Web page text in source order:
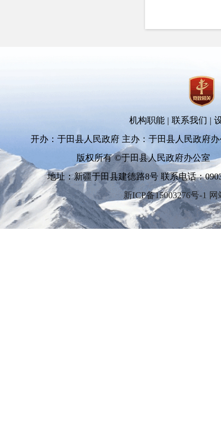
机构职能 | 联系我们 |
开办：于田县人民政府 主办：于田县人民政府
版权所有 ©于田县人民政府办公室
地址：新疆于田县建德路8号 联系电话：
新ICP备15003276号-1